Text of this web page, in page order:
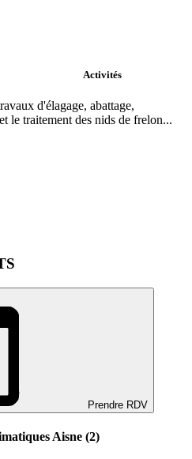
Activités
d'élagage, abattage,
le traitement des nids de frelon...
Prendre RDV
Aisne (2)